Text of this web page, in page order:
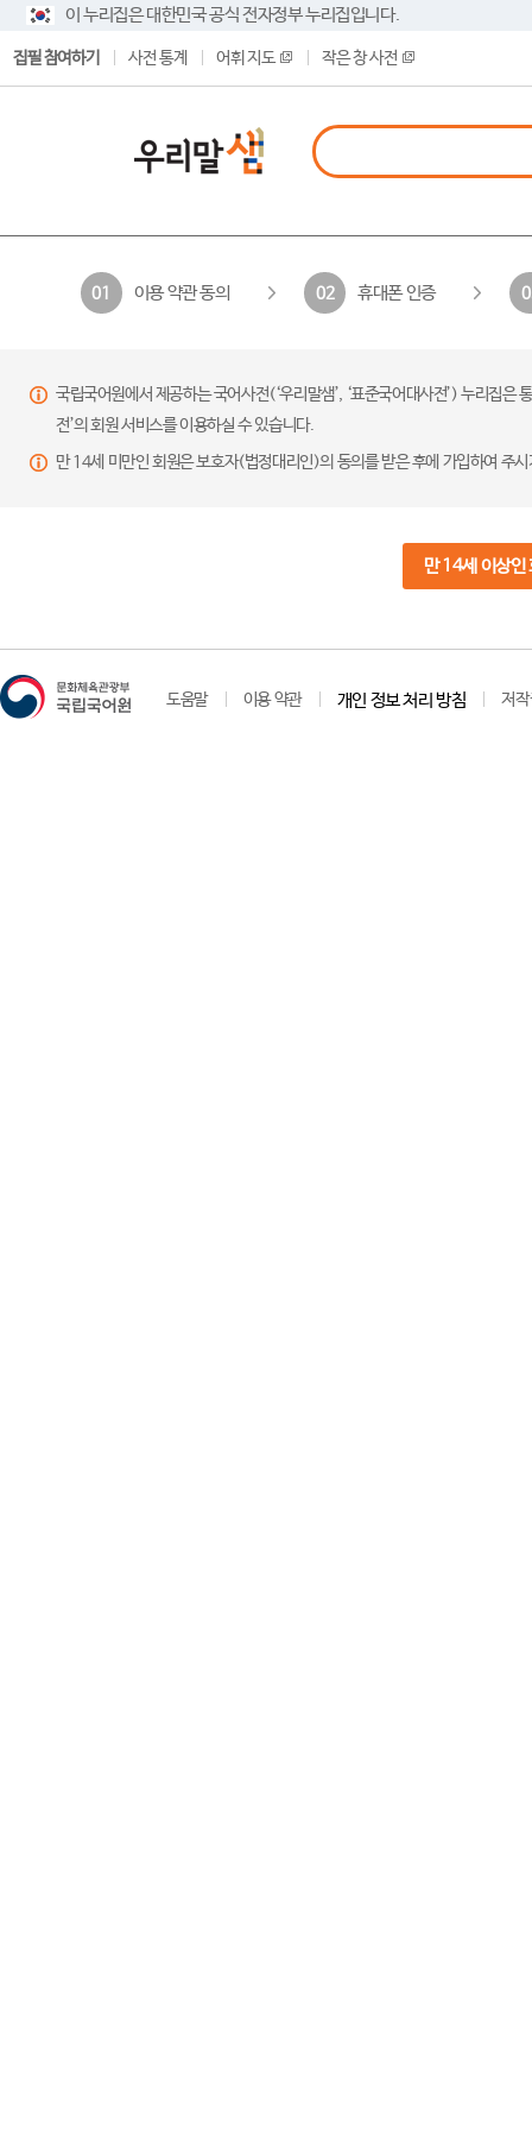
이 누리집은 대한민국 공식 전자정부 누리집입니다.
집필 참여하기 사전 통계 어휘 지도 작은 창 사전
01 이용 약관 동의 02 휴대폰 인증
국립국어원에서 제공하는 국어사전(‘우리말샘’, ‘표준국어대사전’) 누리집
전’의 회원 서비스를 이용하실 수 있습니다.
만 14세 미만인 회원은 보호자(법정대리인)의 동의를 받은 후에 가입하여 주
만 14세 이상인
도움말 이용 약관 개인 정보 처리 방침 저